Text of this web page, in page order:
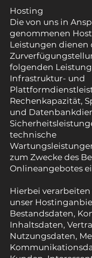
Hosting
Die von uns in
genommenen
Leistungen dienen
folgenden
Infrastruktur- und
Rechenkapazität,
und
technische
zum Zwecke des
Onlineangebotes
Hierbei verarbeiten
unser
Bestandsdaten,
Inhaltsdaten,
Nutzungsdaten,